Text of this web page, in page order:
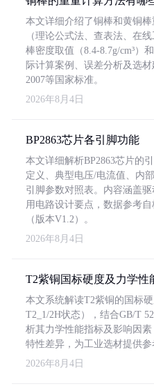
本文详细介绍了铜棒和黄铜
（理论公式法、查表法、在
棒密度取值（8.4-8.7g/cm³）
际计算案例、误差分析及选
2007等国家标准。
2026年8月4日
BP2863芯片各引脚功能
本文详细解析BP2863芯片的
定义、典型电压/电流值、内
引脚参数对照表。内容涵盖
用电路设计要点，数据参考
（版本V1.2）。
2026年8月4日
T2紫铜国标硬度及力学性
本文系统解读T2紫铜的国标
T2_1/2H状态），结合GB/T
析其力学性能指标及影响因
特性差异，为工业选材提供参
2026年8月4日